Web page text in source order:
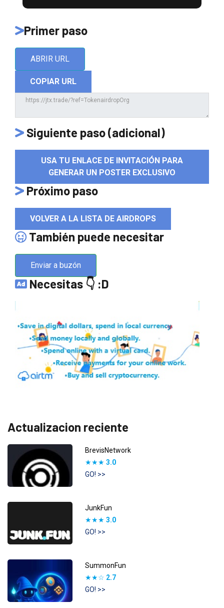
Primer paso
ABRIR URL
COPIAR URL
Siguiente paso (adicional)
USA TU ENLACE DE INVITACIÓN PARA
GENERAR UN POSTER EXCLUSIVO
Próximo paso
VOLVER A LA LISTA DE AIRDROPS
También puede necesitar
Enviar a buzón
Necesitas 👇 :D
Actualizacion reciente
BrevisNetwork
★★★ 3.0
GO! >>
JunkFun
★★★ 3.0
GO! >>
SummonFun
★★☆ 2.7
GO! >>